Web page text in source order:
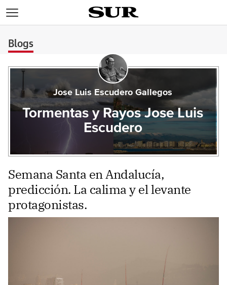
Blogs
Jose Luis Escudero Gallegos
Tormentas y Rayos Jose Luis
Escudero
Semana Santa en Andalucía,
predicción. La calima y el levante
protagonistas.